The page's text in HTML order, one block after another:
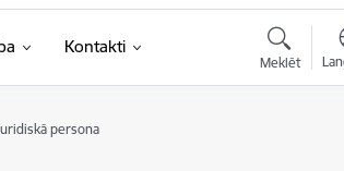
Kontakti
Meklēt
persona